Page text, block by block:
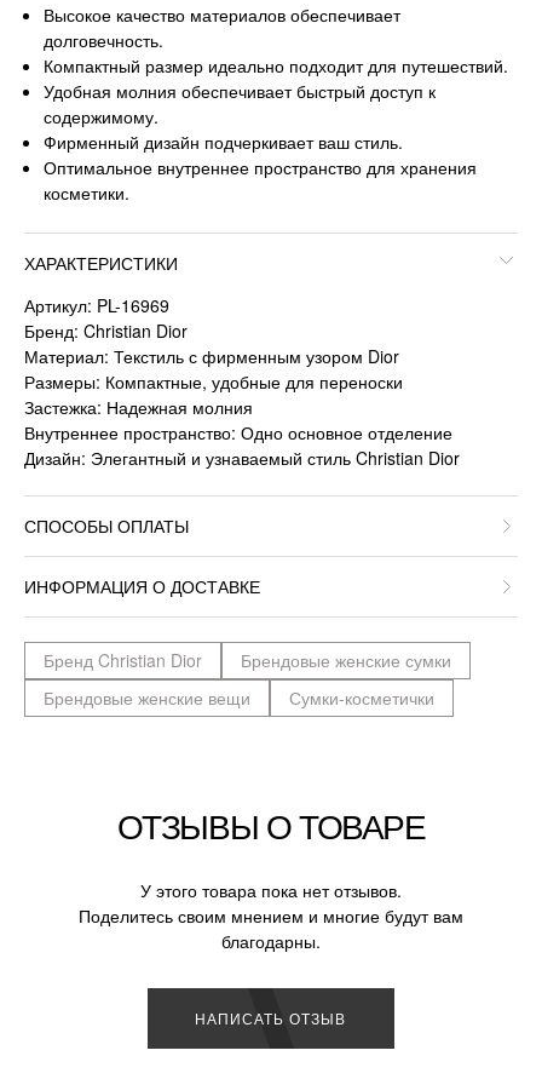
Высокое качество материалов обеспечивает
долговечность.
Компактный размер идеально подходит для путешествий.
Удобная молния обеспечивает быстрый доступ к
содержимому.
Фирменный дизайн подчеркивает ваш стиль.
Оптимальное внутреннее пространство для хранения
косметики.
ХАРАКТЕРИСТИКИ
Артикул: PL-16969
Бренд: Christian Dior
Материал: Текстиль с фирменным узором Dior
Размеры: Компактные, удобные для переноски
Застежка: Надежная молния
Внутреннее пространство: Одно основное отделение
Дизайн: Элегантный и узнаваемый стиль Christian Dior
СПОСОБЫ ОПЛАТЫ
ИНФОРМАЦИЯ О ДОСТАВКЕ
Бренд Christian Dior
Брендовые женские сумки
Брендовые женские вещи
Сумки-косметички
ОТЗЫВЫ О ТОВАРЕ
У этого товара пока нет отзывов.
Поделитесь своим мнением и многие будут вам
благодарны.
НАПИСАТЬ ОТЗЫВ